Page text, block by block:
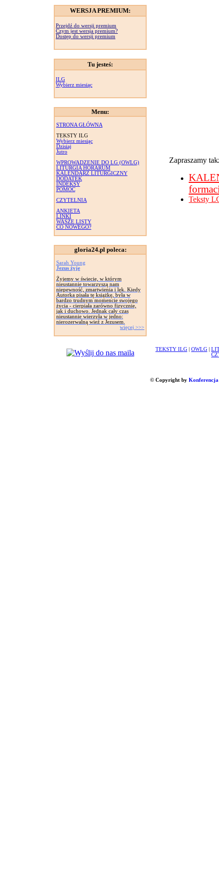
WERSJA PREMIUM:
Przejdź do wersji premium
Czym jest wersja premium?
Dostęp do wersji premium
Tu jesteś:
ILG
Wybierz miesiąc
Menu:
STRONA GŁÓWNA
TEKSTY ILG
Wybierz miesiąc
Dzisiaj
Jutro
WPROWADZENIE DO LG (OWLG)
LITURGIA HORARUM
KALENDARZ LITURGICZNY
DODATEK
INDEKSY
POMOC
CZYTELNIA
ANKIETA
LINKI
WASZE LISTY
CO NOWEGO?
gloria24.pl poleca:
Sarah Young
Jezus żyje
Żyjemy w świecie, w którym
nieustannie towarzyszą nam
niepewność, zmartwienia i lęk. Kiedy
Autorka pisała tę książkę, była w
bardzo trudnym momencie swojego
życia - cierpiała zarówno fizycznie,
jak i duchowo. Jednak cały czas
nieustannie wierzyła w jedno:
nierozerwalną wieź z Jezusem.
więcej >>>
Zapraszamy
Teksty
TEKSTY ILG OWLG
© Copyright by Konferencja